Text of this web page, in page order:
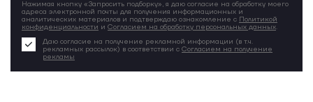
Нажимая кнопку «Запросить подборку», я даю согласие на обработку моего
адреса электронной почты для получения информационных и
аналитических материалов и подтверждаю ознакомление с Политикой
конфиденциальности и Согласием на обработку персональных данных.
Даю согласие на получение рекламной информации (в т.ч.
рекламных рассылок) в соответствии с Согласием на получение
рекламы